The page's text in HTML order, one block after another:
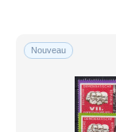
Nouveau